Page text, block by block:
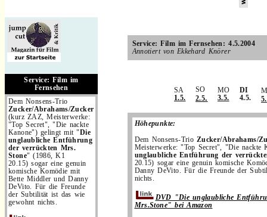
Service: Film im
Fernsehen
Dem Nonsens-Trio
Zucker/Abrahams/Zucker
(kurz ZAZ, Meisterwerke:
"Top Secret", "Die nackte
Kanone") gelingt mit "Die
unglaubliche Entführung
der verrückten Mrs.
Stone" (1986, K1
20.15) sogar eine genuin
komische Komödie mit
Bette Middler und Danny
DeVito. Für die Freunde
der Subtilität ist das wie
gewohnt nichts.
Service: Film im Fernsehen: 4.5.2004
Annotiert von Ekkehard Knörer
SA
1.5.
SO
2.5.
MO
3.5.
DI
4.5.
Höhepunkte:
Dem Nonsens-Trio Zucker/Abrahams/
Meisterwerke: "Top Secret", "Die nackte
unglaubliche Entführung der
20.15) sogar eine genuin komische
Danny DeVito. Für die Freunde der
nichts.
DVD "Die unglaubliche
Mrs.Stone" bei Amazon